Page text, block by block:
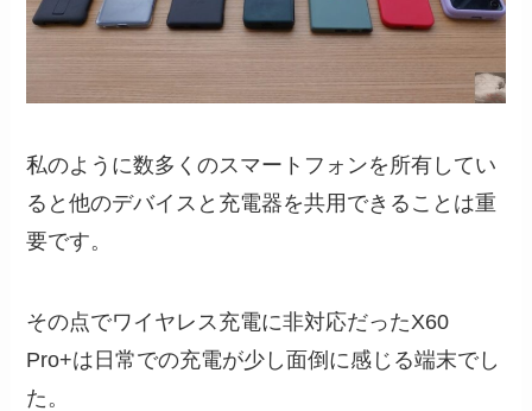
私のように数多くのスマートフォンを所有してい
ると他のデバイスと充電器を共用できることは重
要です。
その点でワイヤレス充電に非対応だったX60
Pro+は日常での充電が少し面倒に感じる端末でし
た。